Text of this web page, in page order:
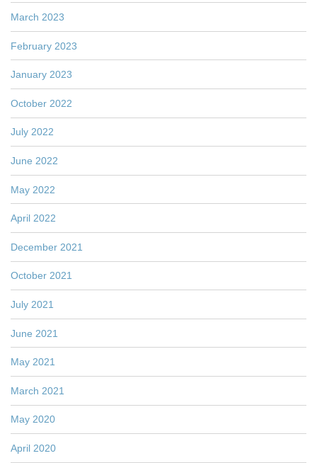
March 2023
February 2023
January 2023
October 2022
July 2022
June 2022
May 2022
April 2022
December 2021
October 2021
July 2021
June 2021
May 2021
March 2021
May 2020
April 2020